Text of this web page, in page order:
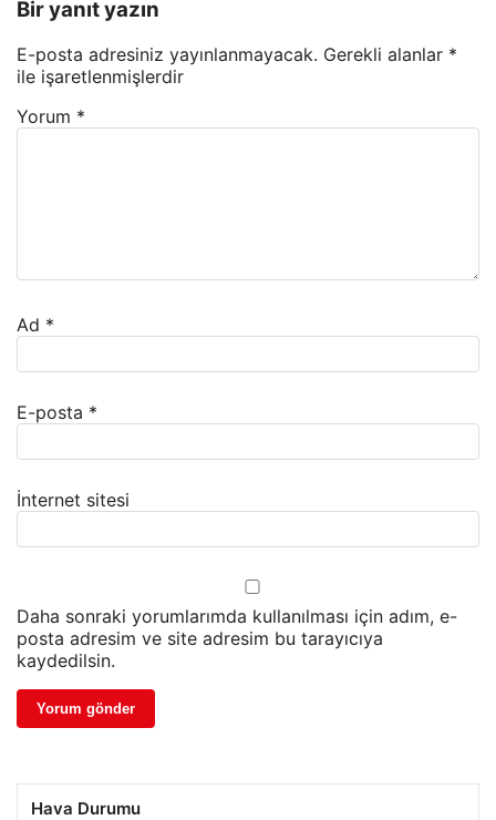
Bir yanıt yazın
E-posta adresiniz yayınlanmayacak. Gerekli alanlar *
ile işaretlenmişlerdir
Yorum *
Ad *
E-posta *
İnternet sitesi
Daha sonraki yorumlarımda kullanılması için adım, e-
posta adresim ve site adresim bu tarayıcıya
kaydedilsin.
Hava Durumu